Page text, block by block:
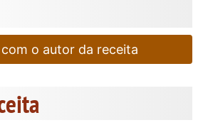
com o autor da receita